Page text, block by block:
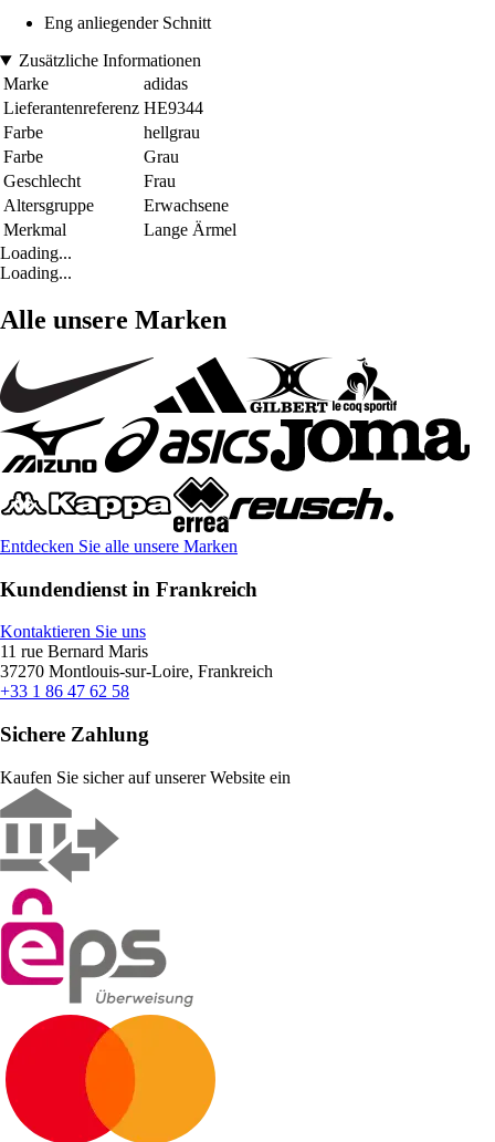
Eng anliegender Schnitt
Zusätzliche Informationen
Marke
adidas
Lieferantenreferenz HE9344
Farbe
hellgrau
Farbe
Grau
Geschlecht
Frau
Altersgruppe
Erwachsene
Merkmal
Lange Ärmel
Loading...
Loading...
Alle unsere Marken
Entdecken Sie alle unsere Marken
Kundendienst in Frankreich
Kontaktieren Sie uns
11 rue Bernard Maris
37270 Montlouis-sur-Loire, Frankreich
+33 1 86 47 62 58
Sichere Zahlung
Kaufen Sie sicher auf unserer Website ein